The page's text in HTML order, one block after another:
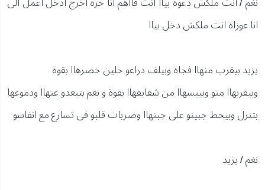
انا عوزاة انت ملكش دخل بياا
يزيد بيقرب منهاا فجاة وبيلف دراعو حلين خصرهاا بقوة
وبيقربهاا منو وبيبسهاا من شفايفهاا بقوة و نغم بتبعدو عنهاا ودموعها
بتنزل وبيحط جبينو على جبنهاا وضربات قلبو فى تسارع مع انفاسو
نغم / يزيد